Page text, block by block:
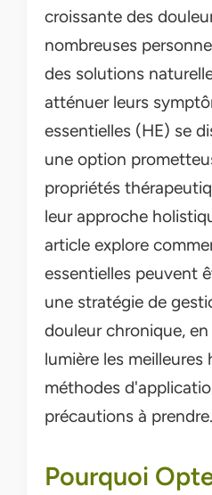
croissante des
nombreuses
des solutions
atténuer leurs
essentielles (HE) se
une option
propriétés
leur approche
article explore
essentielles peuvent
une stratégie de
douleur chronique,
lumière les meilleures
méthodes
précautions à prendre.
Pourquoi